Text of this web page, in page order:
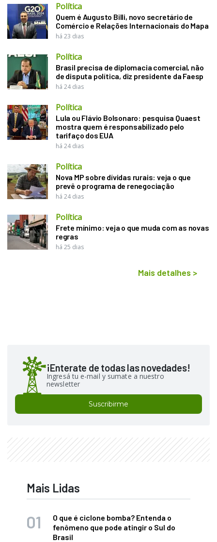
Política
Quem é Augusto Billi, novo secretário de
Comércio e Relações Internacionais do Mapa
há 23 dias
Política
Brasil precisa de diplomacia comercial, não
de disputa política, diz presidente da Faesp
há 24 dias
Política
Lula ou Flávio Bolsonaro: pesquisa Quaest
mostra quem é responsabilizado pelo
tarifaço dos EUA
há 24 dias
Política
Nova MP sobre dívidas rurais: veja o que
prevê o programa de renegociação
há 24 dias
Política
Frete mínimo: veja o que muda com as novas
regras
há 25 dias
Mais detalhes >
¡Enterate de todas las novedades!
Ingresá tu e-mail y sumate a nuestro
newsletter
Suscribirme
Mais Lidas
O que é ciclone bomba? Entenda o
fenômeno que pode atingir o Sul do
Brasil